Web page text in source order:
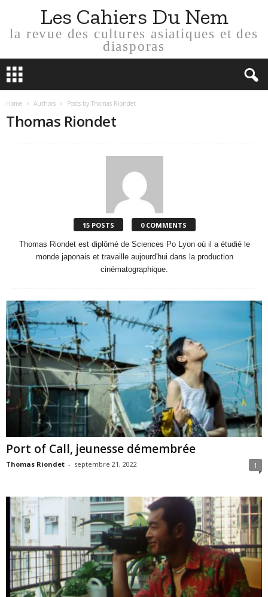
Les Cahiers Du Nem
la revue des cultures asiatiques et des
diasporas
Home Authors Posts by Thomas Riondet
Thomas Riondet
15 POSTS 0 COMMENTS
Thomas Riondet est diplômé de Sciences Po Lyon où il a étudié le
monde japonais et travaille aujourd'hui dans la production
cinématographique.
Port of Call, jeunesse démembrée
Thomas Riondet - septembre 21, 2022 1